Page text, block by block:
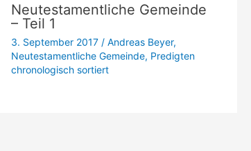
Neutestamentliche Gemeinde
– Teil 1
3. September 2017 / Andreas Beyer,
Neutestamentliche Gemeinde, Predigten
chronologisch sortiert